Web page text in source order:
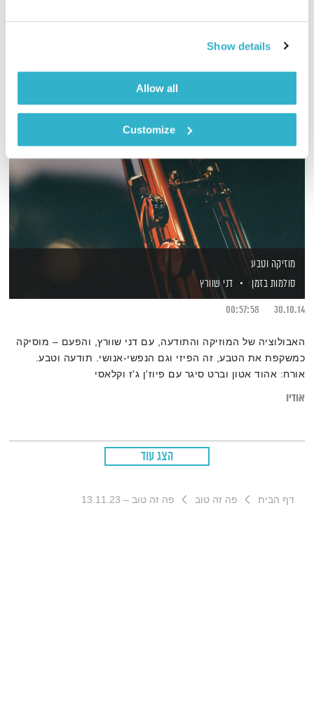
Show details
Allow all
Customize
אודיו
מוזיקה וטבע
סולמות בזמן
דני שוורץ
30.10.14
00:57:58
האבולוציה של המוזיקה והתודעה, עם דני שוורץ, והפעם – מוסיקה
כמשקפת את הטבע, זה הפיזי וגם הנפשי-אנושי. תודעה וטבע.
אורח: אהוד אטון וברט סיגר עם פיוז'ן ג'ז וקלאסי
אודיו
הצג עוד
דף הבית פה זה טוב פה זה טוב – 13.11.23